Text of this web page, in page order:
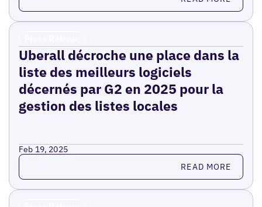
Uberall décroche une place dans la
liste des meilleurs logiciels
décernés par G2 en 2025 pour la
gestion des listes locales
Feb 19, 2025
Read more READ MORE